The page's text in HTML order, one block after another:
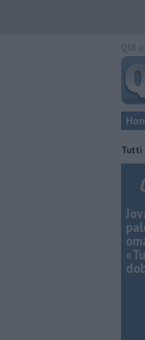
Tutti
Cane carlino precipita